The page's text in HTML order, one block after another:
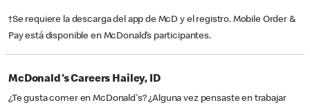
†Se requiere la descarga del app de McD y el registro. Mobile Order &
Pay está disponible en McDonald’s participantes.
McDonald's Careers Hailey, ID
¿Te gusta comer en McDonald's? ¿Alguna vez pensaste en trabajar